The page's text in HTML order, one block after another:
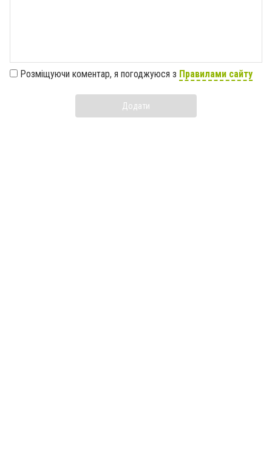
Розміщуючи коментар, я погоджуюся з Правилами сайту
Додати